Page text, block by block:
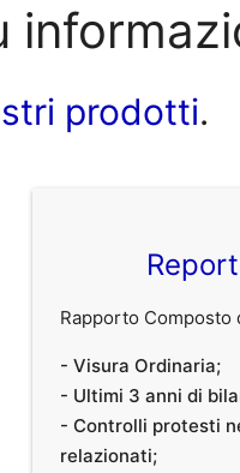
prodotti.
Rapporto Composto
- Visura Ordinaria;
- Ultimi 3 anni di
- Controlli protesti
relazionati;